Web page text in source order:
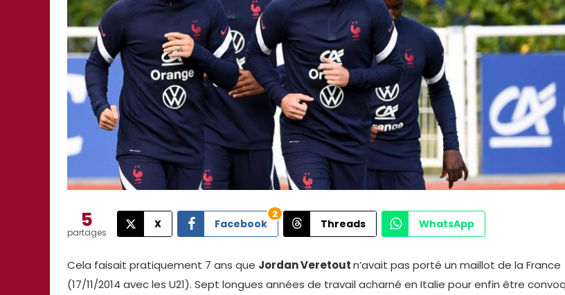
5
partages
X Facebook
2
Threads WhatsApp
Cela faisait pratiquement 7 ans que Jordan Veretoutn’avait pas porté un maillot de la France
(17/11/2014 avec les U21). Sept longues années de travail acharné en Italie pour enfin être